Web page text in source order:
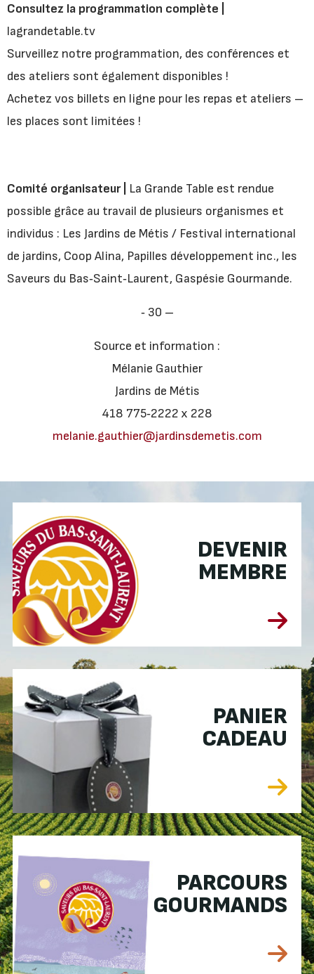
Consultez la programmation complète |
lagrandetable.tv
Surveillez notre programmation, des conférences et
des ateliers sont également disponibles !
Achetez vos billets en ligne pour les repas et ateliers –
les places sont limitées !
Comité organisateur |
La Grande Table est rendue
possible grâce au travail de plusieurs organismes et
individus : Les Jardins de Métis / Festival international
de jardins, Coop Alina, Papilles développement inc., les
Saveurs du Bas‐Saint‐Laurent, Gaspésie Gourmande.
‐ 30 –
Source et information :
Mélanie Gauthier
Jardins de Métis
418 775‐2222 x 228
melanie.gauthier@jardinsdemetis.com
DEVENIR
MEMBRE
PANIER
CADEAU
PARCOURS
GOURMANDS